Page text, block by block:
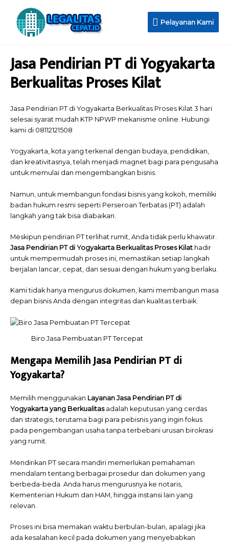
Pelayanan Kami
Jasa Pendirian PT di Yogyakarta
Berkualitas Proses Kilat
Jasa Pendirian PT di Yogyakarta Berkualitas Proses Kilat 3 hari
selesai syarat mudah KTP NPWP mekanisme online. Hubungi
kami di 08112121508
Yogyakarta, kota yang terkenal dengan budaya, pendidikan,
dan kreativitasnya, telah menjadi magnet bagi para pengusaha
untuk memulai dan mengembangkan bisnis.
Namun, untuk membangun fondasi bisnis yang kokoh, memiliki
badan hukum resmi seperti Perseroan Terbatas (PT) adalah
langkah yang tak bisa diabaikan.
Meskipun pendirian PT terlihat rumit, Anda tidak perlu khawatir.
Jasa Pendirian PT di Yogyakarta Berkualitas Proses Kilat hadir
untuk mempermudah proses ini, memastikan setiap langkah
berjalan lancar, cepat, dan sesuai dengan hukum yang berlaku.
Kami tidak hanya mengurus dokumen, kami membangun masa
depan bisnis Anda dengan integritas dan kualitas terbaik.
Biro Jasa Pembuatan PT Tercepat
Mengapa Memilih Jasa Pendirian PT di
Yogyakarta?
Memilih menggunakan Layanan Jasa Pendirian PT di
Yogyakarta yang Berkualitasadalah keputusan yang cerdas
dan strategis, terutama bagi para pebisnis yang ingin fokus
pada pengembangan usaha tanpa terbebani urusan birokrasi
yang rumit.
Mendirikan PT secara mandiri memerlukan pemahaman
mendalam tentang berbagai prosedur dan dokumen yang
berbeda-beda. Anda harus mengurusnya ke notaris,
Kementerian Hukum dan HAM, hingga instansi lain yang
relevan.
Proses ini bisa memakan waktu berbulan-bulan, apalagi jika
ada kesalahan kecil pada dokumen yang menyebabkan